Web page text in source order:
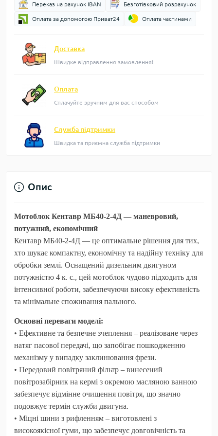
Переказ на рахунок IBAN Безготівковий розрахунок
Оплата за допомогою Приват24 Оплата частинами
Доставка
Швидке відправлення замовлення!
Оплата
Сплачуйте зручним для вас способом
Служба підтримки
Швидка та приємна служба підтримки
Опис
Мотоблок Кентавр МБ40-2-4Д — маневровий,
потужний, економічний
Кентавр МБ40-2-4Д — це оптимальне рішення для тих,
хто шукає компактну, економічну та надійну техніку для
обробки землі. Оснащений дизельним двигуном
потужністю 4 к. с., цей мотоблок чудово підходить для
інтенсивної роботи, забезпечуючи високу ефективність
та мінімальне споживання пального.
Основні переваги моделі:
• Ефективне та безпечне зчеплення – реалізоване через
натяг пасової передачі, що запобігає пошкодженню
механізму у випадку заклинювання фрези.
• Передовий повітряний фільтр – винесений
повітрозабірник на кермі з окремою масляною ванною
забезпечує відмінне очищення повітря, що значно
подовжує термін служби двигуна.
• Міцні шини з рифленням – виготовлені з
високоякісної гуми, що забезпечує довговічність та